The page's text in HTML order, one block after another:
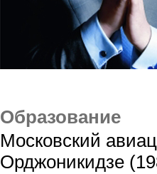
Образование
Московский
Орджоникидзе